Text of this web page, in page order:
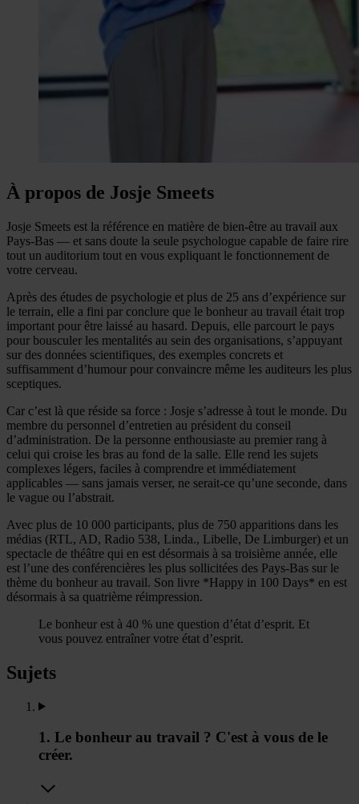
À propos de Josje Smeets
Josje Smeets est la référence en matière de bien-être au travail aux
Pays-Bas — et sans doute la seule psychologue capable de faire rire
tout un auditorium tout en vous expliquant le fonctionnement de
votre cerveau.
Après des études de psychologie et plus de 25 ans d’expérience sur
le terrain, elle a fini par conclure que le bonheur au travail était trop
important pour être laissé au hasard. Depuis, elle parcourt le pays
pour bousculer les mentalités au sein des organisations, s’appuyant
sur des données scientifiques, des exemples concrets et
suffisamment d’humour pour convaincre même les auditeurs les plus
sceptiques.
Car c’est là que réside sa force : Josje s’adresse à tout le monde. Du
membre du personnel d’entretien au président du conseil
d’administration. De la personne enthousiaste au premier rang à
celui qui croise les bras au fond de la salle. Elle rend les sujets
complexes légers, faciles à comprendre et immédiatement
applicables — sans jamais verser, ne serait-ce qu’une seconde, dans
le vague ou l’abstrait.
Avec plus de 10 000 participants, plus de 750 apparitions dans les
médias (RTL, AD, Radio 538, Linda., Libelle, De Limburger) et un
spectacle de théâtre qui en est désormais à sa troisième année, elle
est l’une des conférencières les plus sollicitées des Pays-Bas sur le
thème du bonheur au travail. Son livre *Happy in 100 Days* en est
désormais à sa quatrième réimpression.
Le bonheur est à 40 % une question d’état d’esprit. Et
vous pouvez entraîner votre état d’esprit.
Sujets
1. Le bonheur au travail ? C'est à vous de le
créer.